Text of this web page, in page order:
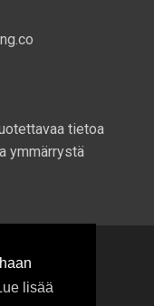
tietoa
ymmärrystä
pidätetään.
lisää